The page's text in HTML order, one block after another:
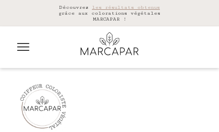
Découvrez les résultats obtenus
grâce aux colorations végétales
MARCAPAR !